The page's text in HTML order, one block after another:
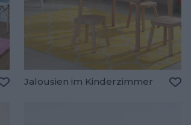
Jalousien im Kinderzimmer